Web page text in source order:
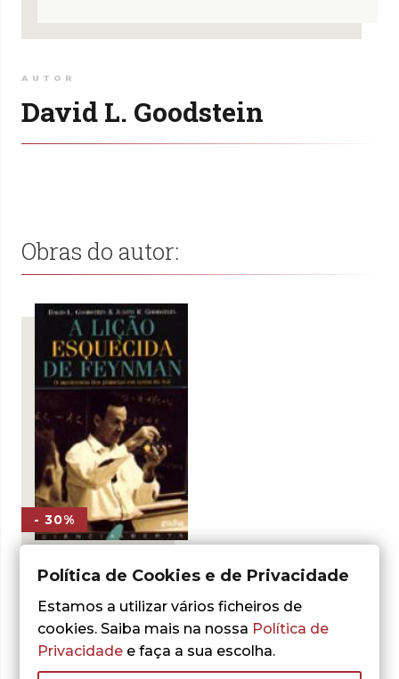
AUTOR
David L. Goodstein
Obras do autor:
- 30%
David L. Goodstein
de Feynman
O
preço
original
O
preço
atual
LER MAIS
Política de Cookies e de Privacidade
Estamos a utilizar vários ficheiros de
cookies. Saiba mais na nossa Política de
Privacidade e faça a sua escolha.